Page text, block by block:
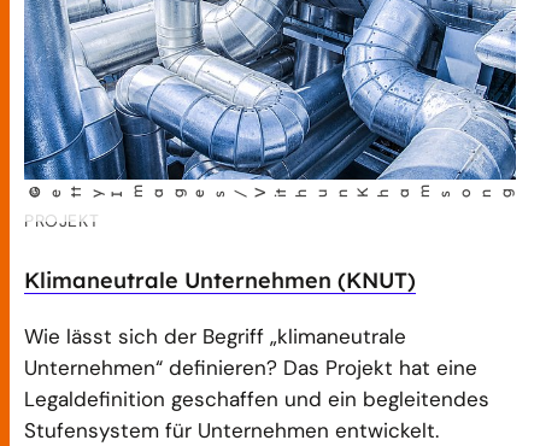
© Get
t y I
m
ages/V
i
thun Kha
m song
PROJEKT
Klimaneutrale Unternehmen (KNUT)
Wie lässt sich der Begriff „klimaneutrale
Unternehmen“ definieren? Das Projekt hat eine
Legaldefinition geschaffen und ein begleitendes
Stufensystem für Unternehmen entwickelt.